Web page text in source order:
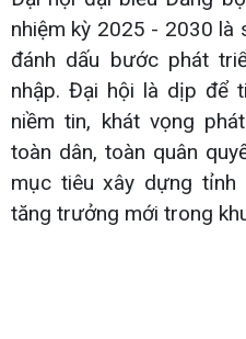
nhiệm kỳ 2025 - 2030 là
đánh dấu bước phát
nhập. Đại hội là dịp để
niềm tin, khát vọng
toàn dân, toàn quân
mục tiêu xây dựng
tăng trưởng mới trong